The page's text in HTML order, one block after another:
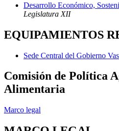
Desarrollo Económico,
Legislatura XII
EQUIPAMIENTOS
Sede Central del Gobierno
Comisión de Política
Alimentaria
Marco legal